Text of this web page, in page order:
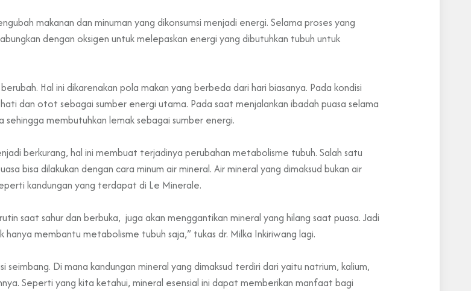
makanan dan minuman yang dikonsumsi menjadi energi. Selama proses yang
dengan oksigen untuk melepaskan energi yang dibutuhkan tubuh untuk
Hal ini dikarenakan pola makan yang berbeda dari hari biasanya. Pada kondisi
dan otot sebagai sumber energi utama. Pada saat menjalankan ibadah puasa selama
sehingga membutuhkan lemak sebagai sumber energi.
berkurang, hal ini membuat terjadinya perubahan metabolisme tubuh. Salah satu
bisa dilakukan dengan cara minum air mineral. Air mineral yang dimaksud bukan air
kandungan yang terdapat di Le Minerale.
saat sahur dan berbuka, juga akan menggantikan mineral yang hilang saat puasa. Jadi
membantu metabolisme tubuh saja,” tukas dr. Milka Inkiriwang lagi.
Di mana kandungan mineral yang dimaksud terdiri dari yaitu natrium, kalium,
Seperti yang kita ketahui, mineral esensial ini dapat memberikan manfaat bagi